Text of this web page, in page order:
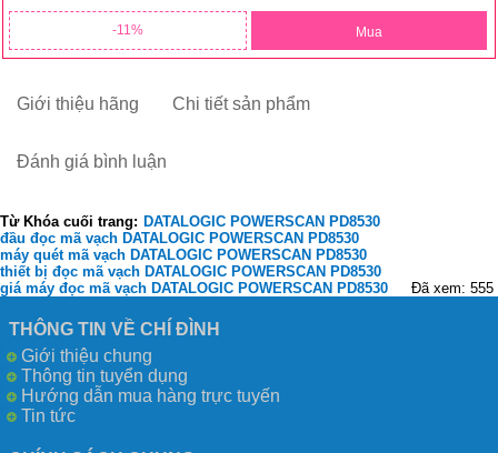
11 Mua
Giới thiệu hãng Chi tiết sản phẩm
Đánh giá bình luận
Từ Khóa cuối trang: DATALOGIC POWERSCAN PD8530
đầu đọc mã vạch DATALOGIC POWERSCAN PD8530
máy quét mã vạch DATALOGIC POWERSCAN PD8530
thiết bị đọc mã vạch DATALOGIC POWERSCAN PD8530
giá máy đọc mã vạch DATALOGIC POWERSCAN PD8530
Đã xem: 555
THÔNG TIN VỀ CHÍ ĐÌNH
Giới thiệu chung
Thông tin tuyển dụng
Hướng dẫn mua hàng trực tuyến
Tin tức